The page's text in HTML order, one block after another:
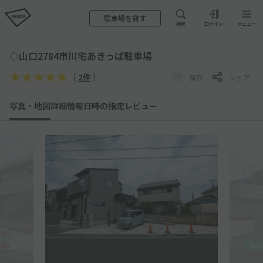
駐車場を貸す
検索 ログイン メニュー
◇山口2784市川宅あきっぱ駐車場
（ 2件 ） 保存 シェア
写真・地図詳細情報日時の指定 レビュー